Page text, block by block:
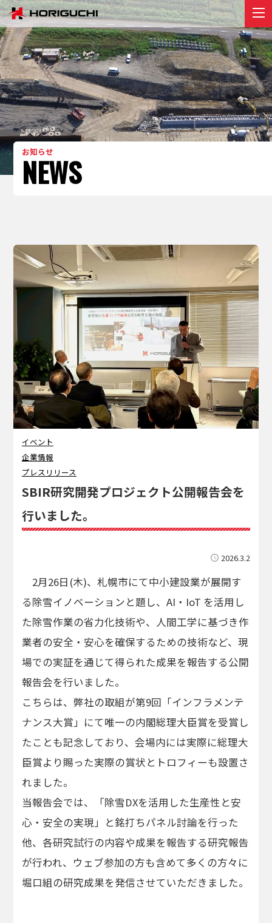
堀口組のこと
ABOUT
プロジェクト
PROJECT
リクルート
RECRUIT
お知らせ
NEWS
イベント
企業情報
プレスリリース
SBIR研究開発プロジェクト公開報告会を
行いました。
2026.3.2
2月26日(木)、札幌市にて中小建設業が展開す
る除雪イノベーションと題し、AI・IoT を活用し
た除雪作業の省力化技術や、人間工学に基づき作
業者の安全・安心を確保するための技術など、現
場での実証を通じて得られた成果を報告する公開
報告会を行いました。
こちらは、弊社の取組が第9回「インフラメンテ
ナンス大賞」にて唯一の内閣総理大臣賞を受賞し
たことも記念しており、会場内には実際に総理大
臣賞より賜った実際の賞状とトロフィーも設置さ
れました。
当報告会では、「除雪DXを活用した生産性と安
心・安全の実現」と銘打ちパネル討論を行った
他、各研究試行の内容や成果を報告する研究報告
が行われ、ウェブ参加の方も含めて多くの方々に
堀口組の研究成果を発信させていただきました。